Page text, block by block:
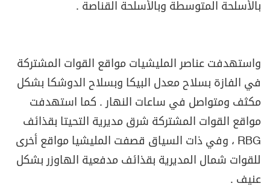
بالأسلحة المتوسطة وبالأسلحة القناصة .
واستهدفت عناصر المليشيات مواقع القوات المشتركة
في الفازة بسلاح معدل البيكا وبسلاح الدوشكا بشكل
مكثف ومتواصل في ساعات النهار . كما استهدفت
مواقع القوات المشتركة شرق مديرية التحيتا بقذائف
RBG ، وفي ذات السياق قصفت المليشيا مواقع أخرى
للقوات شمال المديرية بقذائف مدفعية الهاوزر بشكل
عنيف .